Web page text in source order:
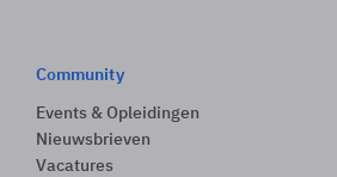
Community
Events & Opleidingen
Nieuwsbrieven
Vacatures